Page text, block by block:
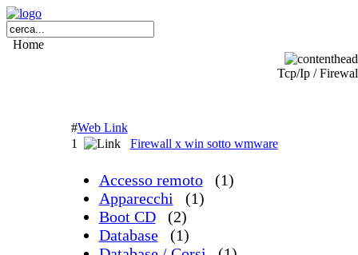
Home
Tcp/Ip /
#Web Link
1
Firewall x win sotto wmware
Accesso remoto
(1)
Apparecchi
(1)
Boot CD
(2)
Database
(1)